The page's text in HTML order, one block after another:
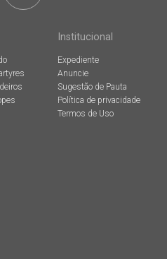
Institucional
Expediente
Anuncie
Sugestão de Pauta
Política de privacidade
Termos de Uso